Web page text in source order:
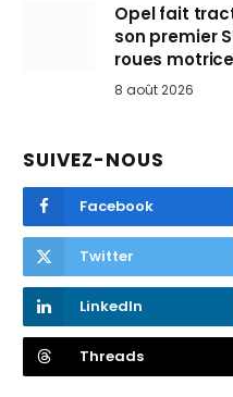
Opel fait
son premier
roues
8 août 2026
SUIVEZ-NOUS
Facebook
Twitter
LinkedIn
Threads